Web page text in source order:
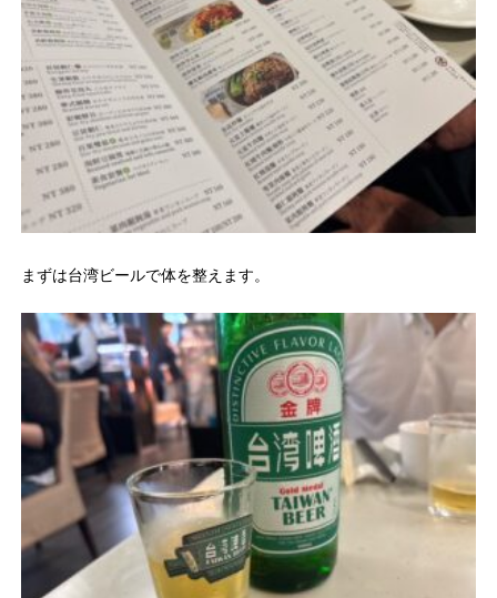
まずは台湾ビールで体を整えます。